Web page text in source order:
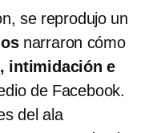
se reprodujo un
narraron cómo
intimidación e
de Facebook.
del ala